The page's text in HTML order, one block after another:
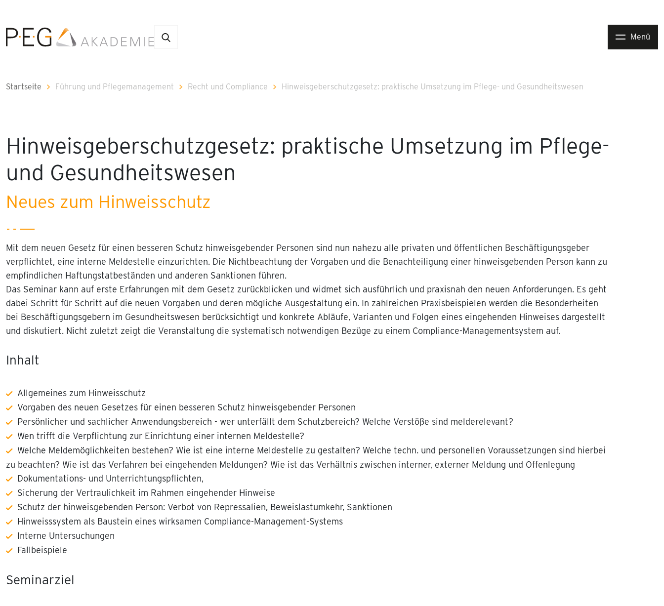
Menü
Startseite Führung und Pflegemanagement Recht und Compliance Hinweisgeberschutzgesetz: praktische Umsetzung im Pflege- und Gesundheitswesen
Hinweisgeberschutzgesetz: praktische Umsetzung im Pflege-
und Gesundheitswesen
Neues zum Hinweisschutz
Mit dem neuen Gesetz für einen besseren Schutz hinweisgebender Personen sind nun nahezu alle privaten und öffentlichen Beschäftigungsgeber
verpflichtet, eine interne Meldestelle einzurichten. Die Nichtbeachtung der Vorgaben und die Benachteiligung einer hinweisgebenden Person kann zu
empfindlichen Haftungstatbeständen und anderen Sanktionen führen.
Das Seminar kann auf erste Erfahrungen mit dem Gesetz zurückblicken und widmet sich ausführlich und praxisnah den neuen Anforderungen. Es geht
dabei Schritt für Schritt auf die neuen Vorgaben und deren mögliche Ausgestaltung ein. In zahlreichen Praxisbeispielen werden die Besonderheiten
bei Beschäftigungsgebern im Gesundheitswesen berücksichtigt und konkrete Abläufe, Varianten und Folgen eines eingehenden Hinweises dargestellt
und diskutiert. Nicht zuletzt zeigt die Veranstaltung die systematisch notwendigen Bezüge zu einem Compliance-Managementsystem auf.
Inhalt
Allgemeines zum Hinweisschutz
Vorgaben des neuen Gesetzes für einen besseren Schutz hinweisgebender Personen
Persönlicher und sachlicher Anwendungsbereich - wer unterfällt dem Schutzbereich? Welche Verstöße sind melderelevant?
Wen trifft die Verpflichtung zur Einrichtung einer internen Meldestelle?
Welche Meldemöglichkeiten bestehen? Wie ist eine interne Meldestelle zu gestalten? Welche techn. und personellen Voraussetzungen sind hierbei
zu beachten? Wie ist das Verfahren bei eingehenden Meldungen? Wie ist das Verhältnis zwischen interner, externer Meldung und Offenlegung
Dokumentations- und Unterrichtungspflichten,
Sicherung der Vertraulichkeit im Rahmen eingehender Hinweise
Schutz der hinweisgebenden Person: Verbot von Repressalien, Beweislastumkehr, Sanktionen
Hinweisssystem als Baustein eines wirksamen Compliance-Management-Systems
Interne Untersuchungen
Fallbeispiele
Seminarziel